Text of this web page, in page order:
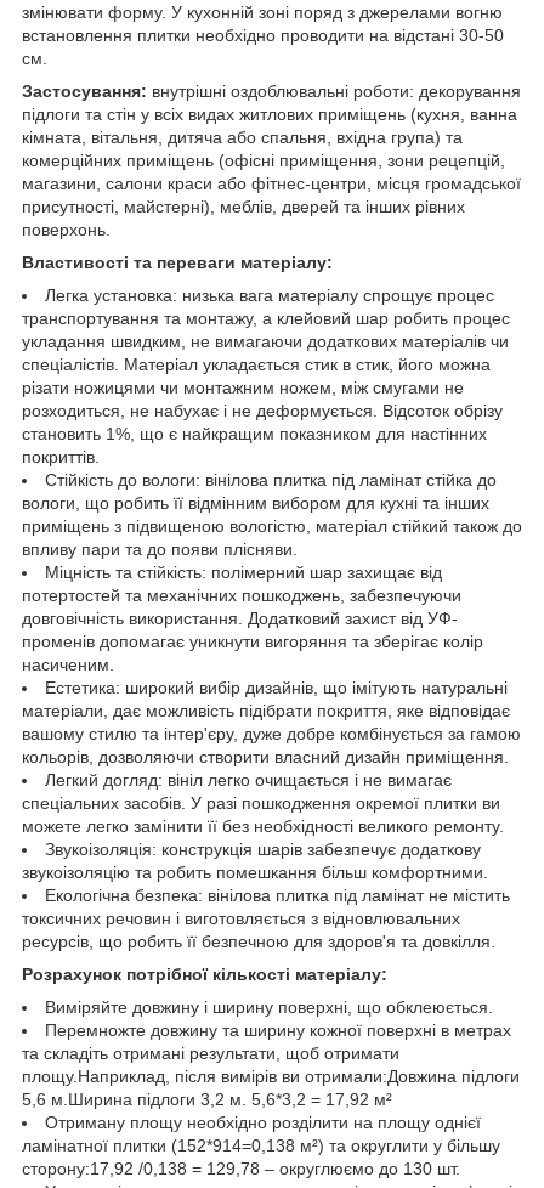
змінювати форму. У кухонній зоні поряд з джерелами вогню
встановлення плитки необхідно проводити на відстані 30-50
см.
Застосування: внутрішні оздоблювальні роботи: декорування
підлоги та стін у всіх видах житлових приміщень (кухня, ванна
кімната, вітальня, дитяча або спальня, вхідна група) та
комерційних приміщень (офісні приміщення, зони рецепцій,
магазини, салони краси або фітнес-центри, місця громадської
присутності, майстерні), меблів, дверей та інших рівних
поверхонь.
Властивості та переваги матеріалу:
Легка установка: низька вага матеріалу спрощує процес
транспортування та монтажу, а клейовий шар робить процес
укладання швидким, не вимагаючи додаткових матеріалів чи
спеціалістів. Матеріал укладається стик в стик, його можна
різати ножицями чи монтажним ножем, між смугами не
розходиться, не набухає і не деформується. Відсоток обрізу
становить 1%, що є найкращим показником для настінних
покриттів.
Стійкість до вологи: вінілова плитка під ламінат стійка до
вологи, що робить її відмінним вибором для кухні та інших
приміщень з підвищеною вологістю, матеріал стійкий також до
впливу пари та до появи плісняви.
Міцність та стійкість: полімерний шар захищає від
потертостей та механічних пошкоджень, забезпечуючи
довговічність використання. Додатковий захист від УФ-
променів допомагає уникнути вигоряння та зберігає колір
насиченим.
Естетика: широкий вибір дизайнів, що імітують натуральні
матеріали, дає можливість підібрати покриття, яке відповідає
вашому стилю та інтер'єру, дуже добре комбінується за гамою
кольорів, дозволяючи створити власний дизайн приміщення.
Легкий догляд: вініл легко очищається і не вимагає
спеціальних засобів. У разі пошкодження окремої плитки ви
можете легко замінити її без необхідності великого ремонту.
Звукоізоляція: конструкція шарів забезпечує додаткову
звукоізоляцію та робить помешкання більш комфортними.
Екологічна безпека: вінілова плитка під ламінат не містить
токсичних речовин і виготовляється з відновлювальних
ресурсів, що робить її безпечною для здоров'я та довкілля.
Розрахунок потрібної кількості матеріалу:
Виміряйте довжину і ширину поверхні, що обклеюється.
Перемножте довжину та ширину кожної поверхні в метрах
та складіть отримані результати, щоб отримати
площу.Наприклад, після вимірів ви отримали:Довжина підлоги
5,6 м.Ширина підлоги 3,2 м. 5,6*3,2 = 17,92 м²
Отриману площу необхідно розділити на площу однієї
ламінатної плитки (152*914=0,138 м²) та округлити у більшу
сторону:17,92 /0,138 = 129,78 – округлюємо до 130 шт.